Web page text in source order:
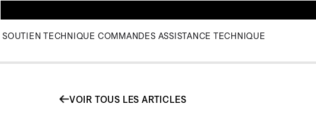
SOUTIEN TECHNIQUE COMMANDES ASSISTANCE TECHNIQUE
VOIR TOUS LES ARTICLES